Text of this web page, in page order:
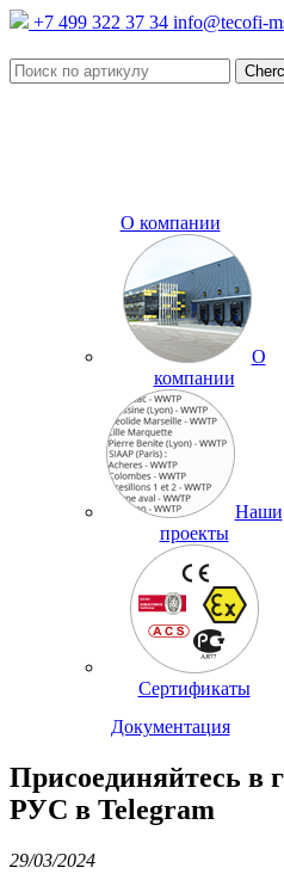
+7 499 322 37 34 info@tecofi-
О компании
О
компании
Наши
проекты
Сертификаты
Документация
Присоединяйтесь
РУС в Telegram
29/03/2024